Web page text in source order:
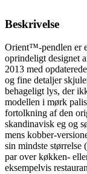
Beskrivelse
Orient™-pendlen er
oprindeligt designet
2013 med
og fine detaljer
behageligt lys, der
modellen i mørk
fortolkning af den
skandinavisk eg og
mens kobber-
sin mindste
par over køkken-
eksempelvis